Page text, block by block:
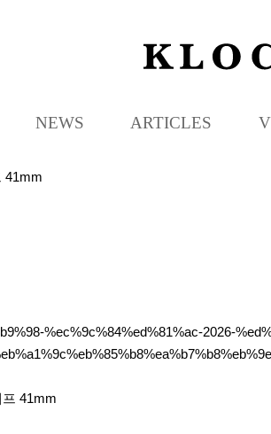
K
L
C
NEWS ARTICLES
41mm
%ec%9c%84%ed%81%ac-2026-